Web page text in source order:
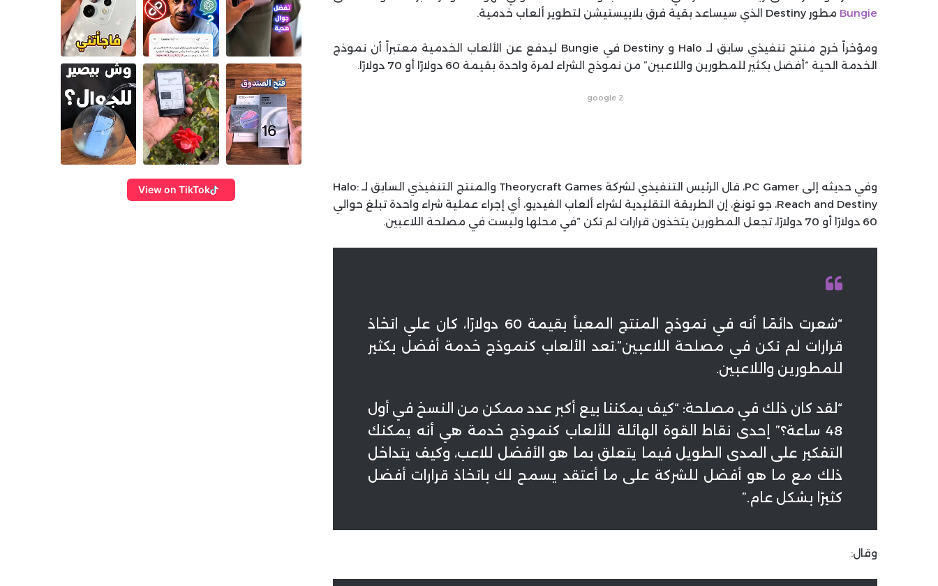
Bungie مطور Destiny الذي سيساعد بقية فرق بلاييستيشن لتطوير ألعاب خدمية.
ومؤخراً خرج منتج تنفيذي سابق لـ Halo و Destiny في Bungie ليدفع عن الألعاب الخدمية معتبراً أن نموذج
الخدمة الحية “أفضل بكثير للمطورين واللاعبين” من نموذج الشراء لمرة واحدة بقيمة 60 دولارًا أو 70 دولارًا.
google 2
وفي حديثه إلى PC Gamer، قال الرئيس التنفيذي لشركة Theorycraft Games والمنتج التنفيذي السابق لـ Halo:
Reach and Destiny، جو تونغ، إن الطريقة التقليدية لشراء ألعاب الفيديو، أي إجراء عملية شراء واحدة تبلغ حوالي
60 دولارًا أو 70 دولارًا، تجعل المطورين يتخذون قرارات لم تكن “في محلها وليست في مصلحة اللاعبين.
“شعرت دائمًا أنه في نموذج المنتج المعبأ بقيمة 60 دولارًا، كان علي اتخاذ
قرارات لم تكن في مصلحة اللاعبين”.تعد الألعاب كنموذج خدمة أفضل بكثير
للمطورين واللاعبين.
“لقد كان ذلك في مصلحة: “كيف يمكننا بيع أكبر عدد ممكن من النسخ في أول
48 ساعة؟” إحدى نقاط القوة الهائلة للألعاب كنموذج خدمة هي أنه يمكنك
التفكير على المدى الطويل فيما يتعلق بما هو الأفضل للاعب، وكيف يتداخل
ذلك مع ما هو أفضل للشركة على ما أعتقد يسمح لك باتخاذ قرارات أفضل
كثيرًا بشكل عام.”
وقال:
View on TikTok